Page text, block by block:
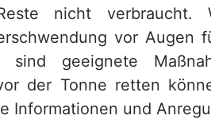
nicht
vor Augen
sind geeignete
der Tonne retten
Informationen und